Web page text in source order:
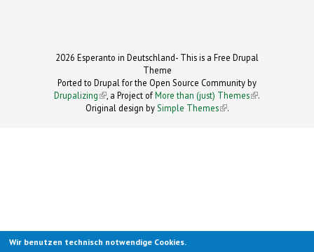
2026 Esperanto in Deutschland- This is a Free Drupal
Theme
Ported to Drupal for the Open Source Community by
Drupalizing(link is external)
, a Project ofMore than (just) Themes (link is
.
Original design by Simple Themes
(link is
.
Wir benutzen technisch notwendige Cookies.